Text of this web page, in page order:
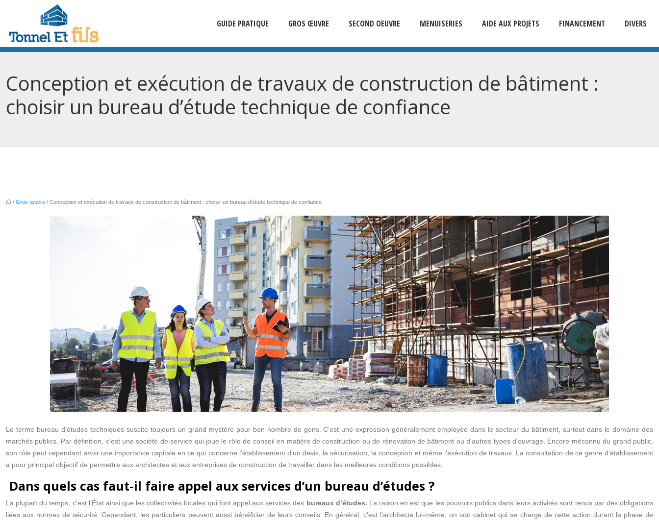
GUIDE PRATIQUE GROS ŒUVRE SECOND OEUVRE MENUISERIES AIDE AUX PROJETS FINANCEMENT DIVERS
Conception et exécution de travaux de construction de bâtiment :
choisir un bureau d’étude technique de confiance
/ Gros œuvre / Conception et exécution de travaux de construction de bâtiment : choisir un bureau d’étude technique de confiance
Le terme bureau d’études techniques suscite toujours un grand mystère pour bon nombre de gens. C’est une expression généralement employée dans le secteur du bâtiment, surtout dans le domaine des
marchés publics. Par définition, c’est une société de service qui joue le rôle de conseil en matière de construction ou de rénovation de bâtiment ou d’autres types d’ouvrage. Encore méconnu du grand public,
son rôle peut cependant avoir une importance capitale en ce qui concerne l’établissement d’un devis, la sécurisation, la conception et même l’exécution de travaux. La consultation de ce genre d’établissement
a pour principal objectif de permettre aux architectes et aux entreprises de construction de travailler dans les meilleures conditions possibles.
Dans quels cas faut-il faire appel aux services d’un bureau d’études ?
La plupart du temps, c’est l’État ainsi que les collectivités locales qui font appel aux services des bureaux d’études. La raison en est que les pouvoirs publics dans leurs activités sont tenus par des obligations
liées aux normes de sécurité. Cependant, les particuliers peuvent aussi bénéficier de leurs conseils. En général, c’est l’architecte lui-même, on son cabinet qui se charge de cette action durant la phase de